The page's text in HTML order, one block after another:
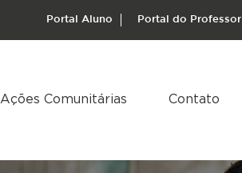
Portal Aluno Portal do Professor
Ações Comunitárias Contato